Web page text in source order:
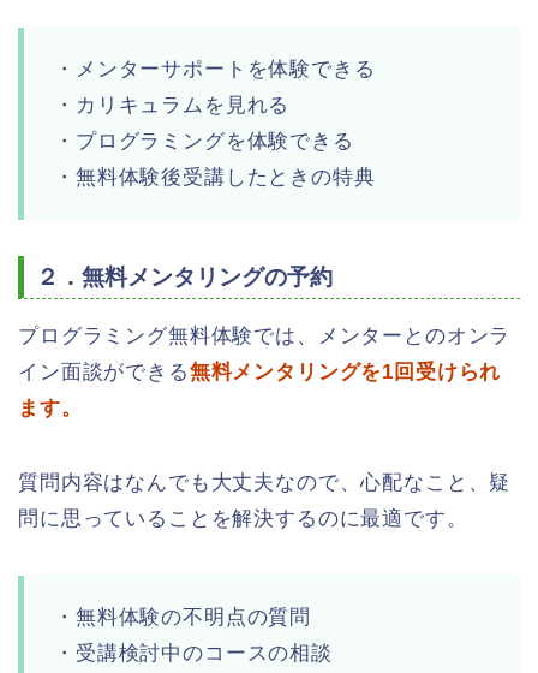
・メンターサポートを体験できる
・カリキュラムを見れる
・プログラミングを体験できる
・無料体験後受講したときの特典
２．無料メンタリングの予約
プログラミング無料体験では、メンターとのオンラ
イン面談ができる無料メンタリングを1回受けられ
ます。
質問内容はなんでも大丈夫なので、心配なこと、疑
問に思っていることを解決するのに最適です。
・無料体験の不明点の質問
・受講検討中のコースの相談